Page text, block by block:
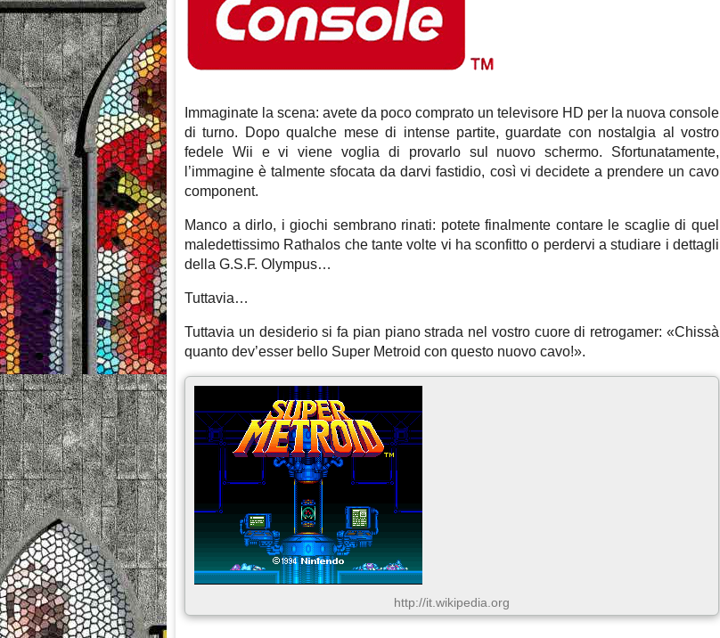
Immaginate la scena: avete da poco comprato un televisore HD per la nuova console
di turno. Dopo qualche mese di intense partite, guardate con nostalgia al vostro
fedele Wii e vi viene voglia di provarlo sul nuovo schermo. Sfortunatamente,
l’immagine è talmente sfocata da darvi fastidio, così vi decidete a prendere un cavo
component.
Manco a dirlo, i giochi sembrano rinati: potete finalmente contare le scaglie di quel
maledettissimo Rathalos che tante volte vi ha sconfitto o perdervi a studiare i dettagli
della G.S.F. Olympus…
Tuttavia…
Tuttavia un desiderio si fa pian piano strada nel vostro cuore di retrogamer: «Chissà
quanto dev’esser bello Super Metroid con questo nuovo cavo!».
http://it.wikipedia.org